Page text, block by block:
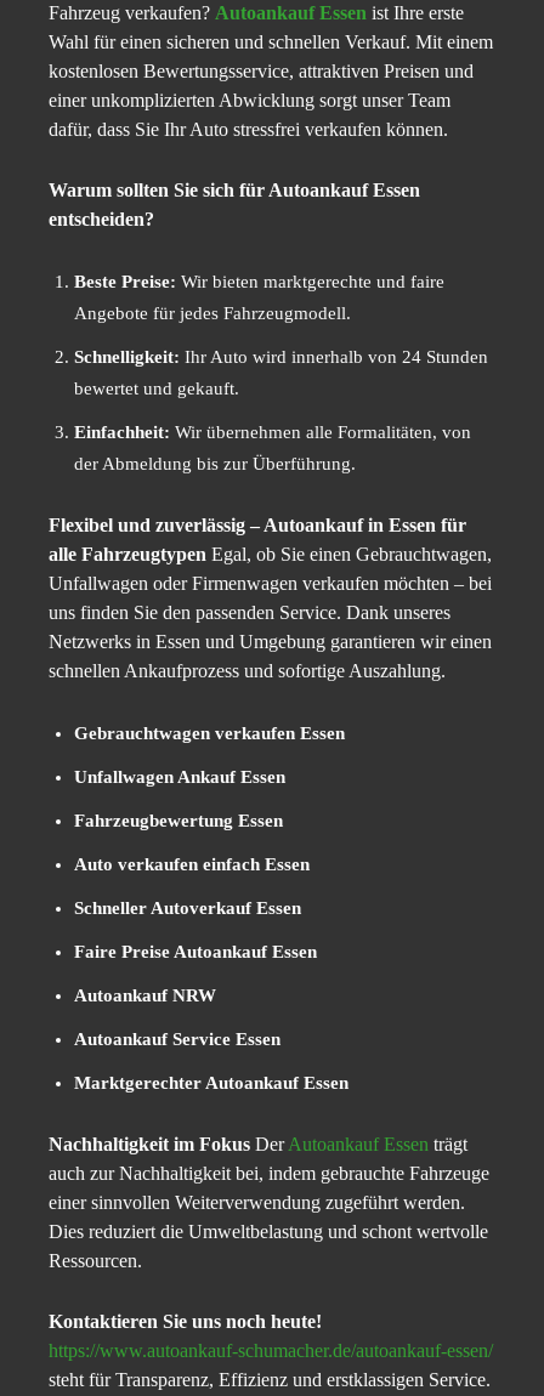
Fahrzeug verkaufen? Autoankauf Essen ist Ihre erste
Wahl für einen sicheren und schnellen Verkauf. Mit einem
kostenlosen Bewertungsservice, attraktiven Preisen und
einer unkomplizierten Abwicklung sorgt unser Team
dafür, dass Sie Ihr Auto stressfrei verkaufen können.
Warum sollten Sie sich für Autoankauf Essen
entscheiden?
Beste Preise: Wir bieten marktgerechte und faire
Angebote für jedes Fahrzeugmodell.
Schnelligkeit: Ihr Auto wird innerhalb von 24 Stunden
bewertet und gekauft.
Einfachheit: Wir übernehmen alle Formalitäten, von
der Abmeldung bis zur Überführung.
Flexibel und zuverlässig – Autoankauf in Essen für
alle Fahrzeugtypen Egal, ob Sie einen Gebrauchtwagen,
Unfallwagen oder Firmenwagen verkaufen möchten – bei
uns finden Sie den passenden Service. Dank unseres
Netzwerks in Essen und Umgebung garantieren wir einen
schnellen Ankaufprozess und sofortige Auszahlung.
Gebrauchtwagen verkaufen Essen
Unfallwagen Ankauf Essen
Fahrzeugbewertung Essen
Auto verkaufen einfach Essen
Schneller Autoverkauf Essen
Faire Preise Autoankauf Essen
Autoankauf NRW
Autoankauf Service Essen
Marktgerechter Autoankauf Essen
Nachhaltigkeit im Fokus DerAutoankauf Essen trägt
auch zur Nachhaltigkeit bei, indem gebrauchte Fahrzeuge
einer sinnvollen Weiterverwendung zugeführt werden.
Dies reduziert die Umweltbelastung und schont wertvolle
Ressourcen.
Kontaktieren Sie uns noch heute!
https://www.autoankauf-schumacher.de/autoankauf-essen/
steht für Transparenz, Effizienz und erstklassigen Service.